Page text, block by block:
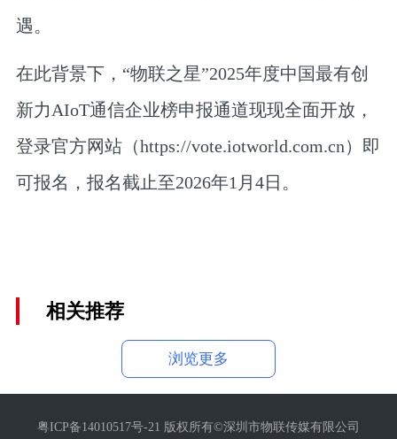
遇。
在此背景下，“物联之星”2025年度中国最有创
新力AIoT通信企业榜申报通道现现全面开放，
登录官方网站（https://vote.iotworld.com.cn）即
可报名，报名截止至2026年1月4日。
相关推荐
浏览更多
粤ICP备14010517号-21 版权所有©深圳市物联传媒有限公司